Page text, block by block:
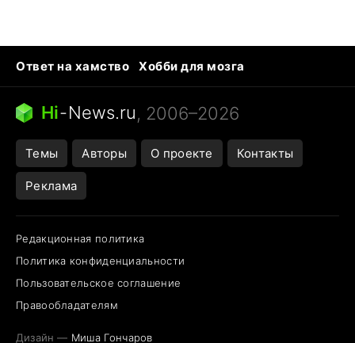
Ответ на хамство
Хобби для мозга
Бензин 100 и 95
Тунцы в океанариуме
Следующая пандемия
Hi-News.ru, 2006–2026
Темы Авторы О проекте Контакты
Реклама
Редакционная политика
Политика конфиденциальности
Пользовательское соглашение
Правообладателям
Дизайн — Миша Гончаров